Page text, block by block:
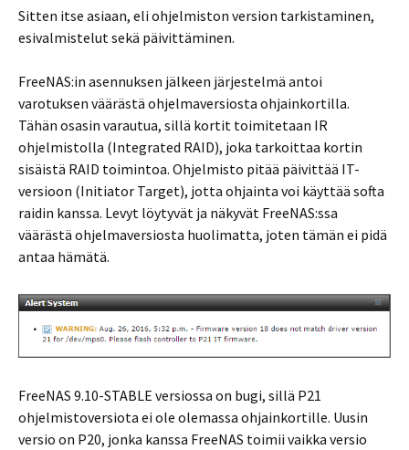
Sitten itse asiaan, eli ohjelmiston version tarkistaminen,
esivalmistelut sekä päivittäminen.
FreeNAS:in asennuksen jälkeen järjestelmä antoi
varotuksen väärästä ohjelmaversiosta ohjainkortilla.
Tähän osasin varautua, sillä kortit toimitetaan IR
ohjelmistolla (Integrated RAID), joka tarkoittaa kortin
sisäistä RAID toimintoa. Ohjelmisto pitää päivittää IT-
versioon (Initiator Target), jotta ohjainta voi käyttää softa
raidin kanssa. Levyt löytyvät ja näkyvät FreeNAS:ssa
väärästä ohjelmaversiosta huolimatta, joten tämän ei pidä
antaa hämätä.
FreeNAS 9.10-STABLE versiossa on bugi, sillä P21
ohjelmistoversiota ei ole olemassa ohjainkortille. Uusin
versio on P20, jonka kanssa FreeNAS toimii vaikka versio